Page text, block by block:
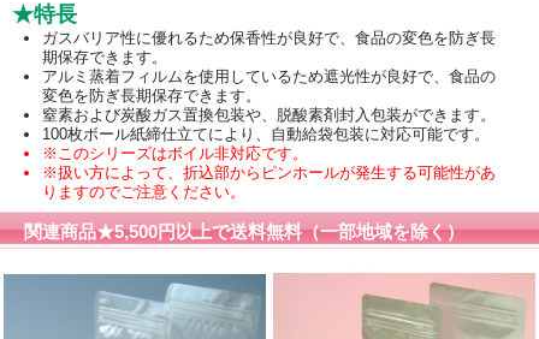
★特長
ガスバリア性に優れるため保香性が良好で、食品の変色を防ぎ長
期保存できます。
アルミ蒸着フィルムを使用しているため遮光性が良好で、食品の
変色を防ぎ長期保存できます。
窒素および炭酸ガス置換包装や、脱酸素剤封入包装ができます。
100枚ボール紙締仕立てにより、自動給袋包装に対応可能です。
※このシリーズはボイル非対応です。
※扱い方によって、折込部からピンホールが発生する可能性があ
りますのでご注意ください。
関連商品★5,500円以上で送料無料（一部地域を除く）